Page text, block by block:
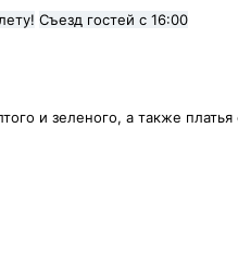
Съезд гостей с 16:00
и зеленого, а также